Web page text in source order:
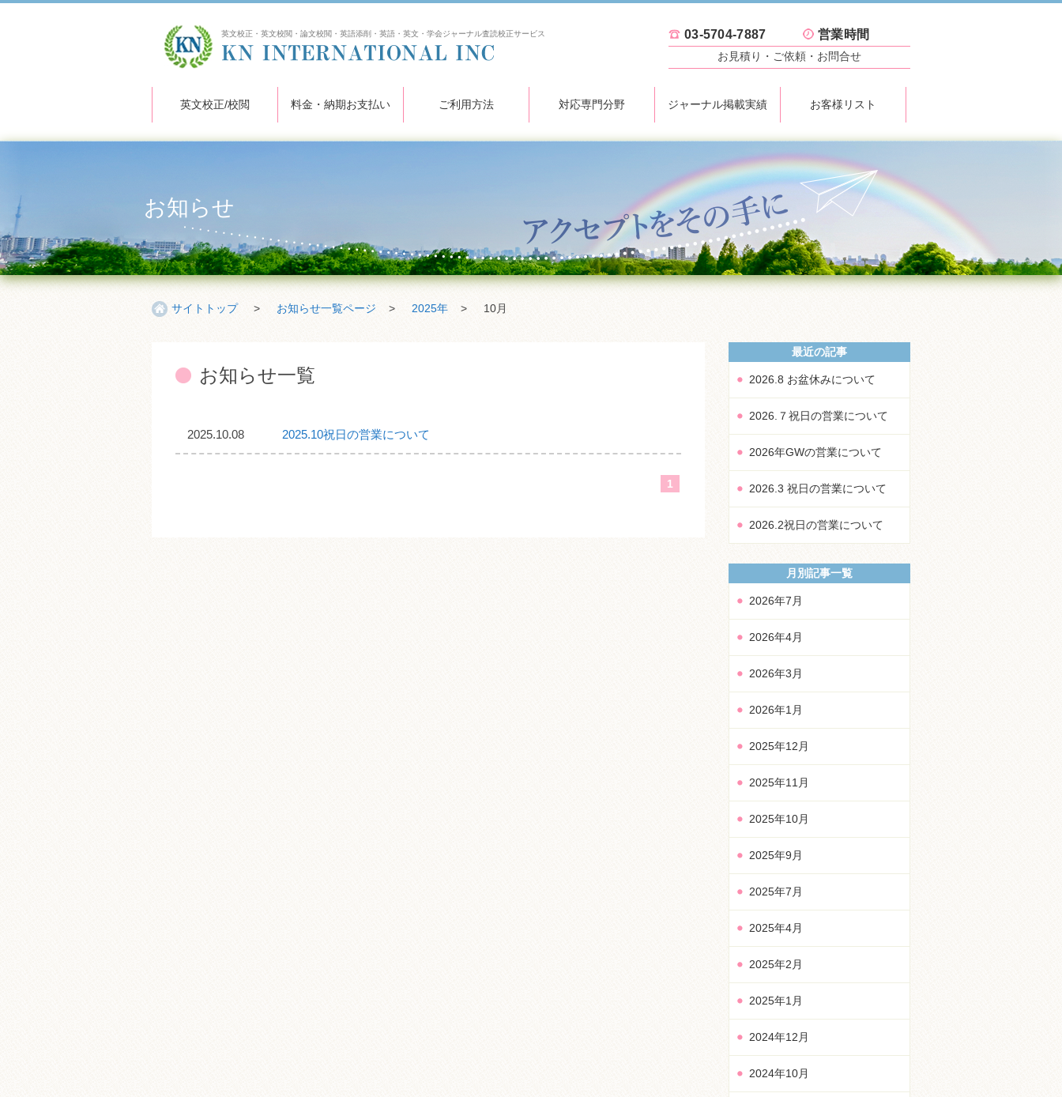
英文校正・英文校閲・論文校閲・英語添削・英語・英文・学会ジャーナル査読校正サービス 03-5704-7887 営業時間
お見積り ・ご依頼・お問合せ
英文校正/校閲 料金・納期お支払い ご利用方法 対応専門分野 ジャーナル掲載実績 お客様リスト
お知らせ
サイトトップ > お知らせ一覧ページ > 2025年 > 10月
お知らせ一覧
2025.10.08 2025.10祝日の営業について
1
最近の記事
2026.8 お盆休みについて
2026.７祝日の営業について
2026年GWの営業について
2026.3 祝日の営業について
2026.2祝日の営業について
月別記事一覧
2026年7月
2026年4月
2026年3月
2026年1月
2025年12月
2025年11月
2025年10月
2025年9月
2025年7月
2025年4月
2025年2月
2025年1月
2024年12月
2024年10月